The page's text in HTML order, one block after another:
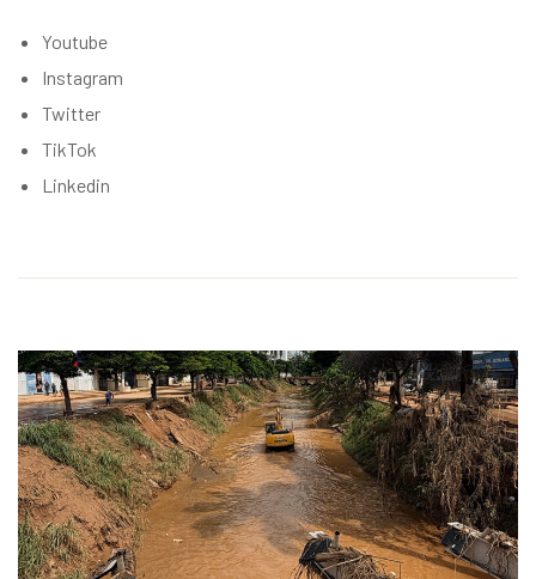
Youtube
Instagram
Twitter
TikTok
Linkedin